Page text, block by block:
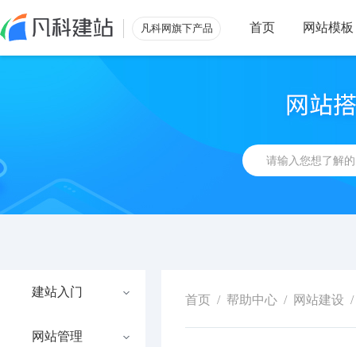
凡科网旗下产品 首页 网站模板
建站入门
网站管理
首页 / 帮助中心 / 网站建设 /